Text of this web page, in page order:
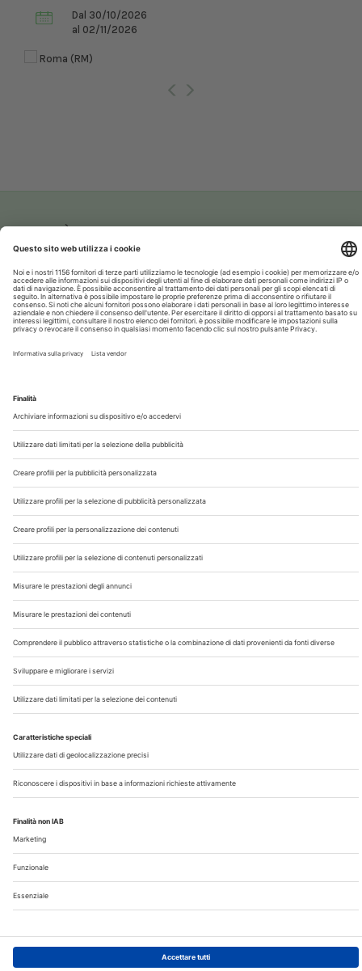
Dal 30/10/2026
al 02/11/2026
Roma (RM)
Chi Siamo
Contatti
Note Legali
Privacy
©2026 Edra S.p.a | www.edraspa.it | P.iva 08056040960
| Tel. 02/881841 | Sede legale: Viale Enrico Forlanini 21 -
Registrazione Tribunale di Milano n° 5578/2022 del
5/05/2022